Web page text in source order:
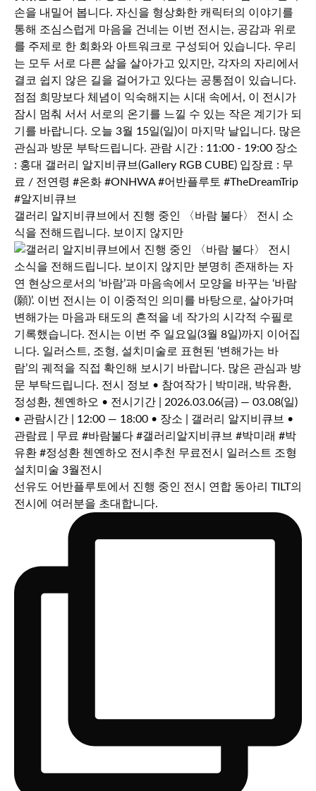
갤러리 알지비큐브에서 진행 중인 〈바람 불다〉 전시 소
식을 전해드립니다. 보이지 않지만
선유도 어반플루토에서 진행 중인 전시 연합 동아리 TILT의
전시에 여러분을 초대합니다.